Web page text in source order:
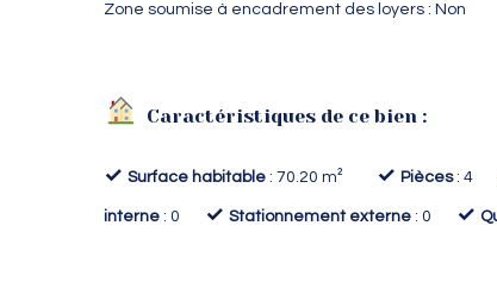
Zone soumise à encadrement des loyers : Non
Caractéristiques de ce bien :
✓ Surface habitable : 70.20 m² ✓ Pièces: 4
interne : 0 ✓ Stationnement externe : 0 ✓